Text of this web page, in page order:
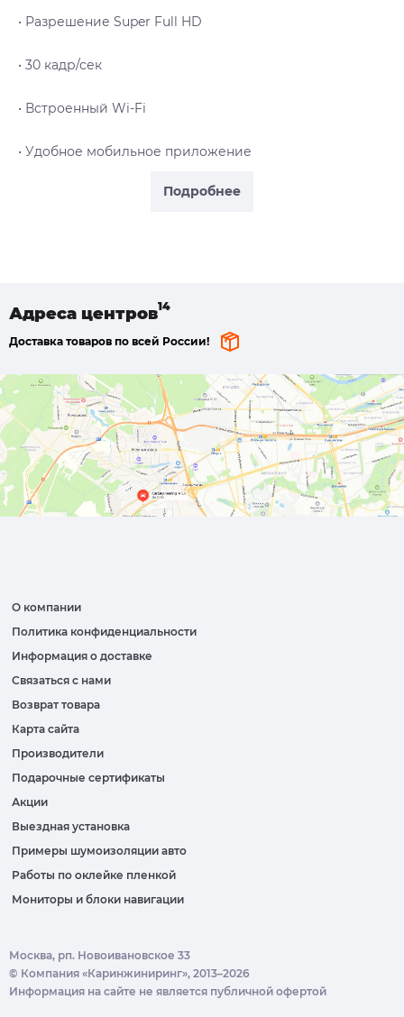
Подробнее
• Разрешение Super Full HD
• 30 кадр/сек
• Встроенный Wi-Fi
• Удобное мобильное приложение
Адреса центров
Доставка товаров по всей России!
О компании
Политика конфиденциальности
Информация о доставке
Связаться с нами
Возврат товара
Карта сайта
Производители
Подарочные сертификаты
Акции
Выездная установка
Примеры шумоизоляции авто
Работы по оклейке пленкой
Мониторы и блоки навигации
© Компания «Каринжиниринг», 2013–2026
Москва, рп. Новоивановское 33
Информация на сайте не является публичной офертой